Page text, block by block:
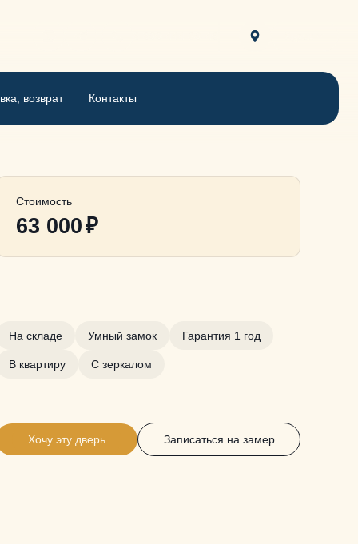
возврат Контакты
Стоимость
63 000₽
Хочу эту дверь Записаться на замер
На складе Умный замок Гарантия 1 год
В квартиру С зеркалом